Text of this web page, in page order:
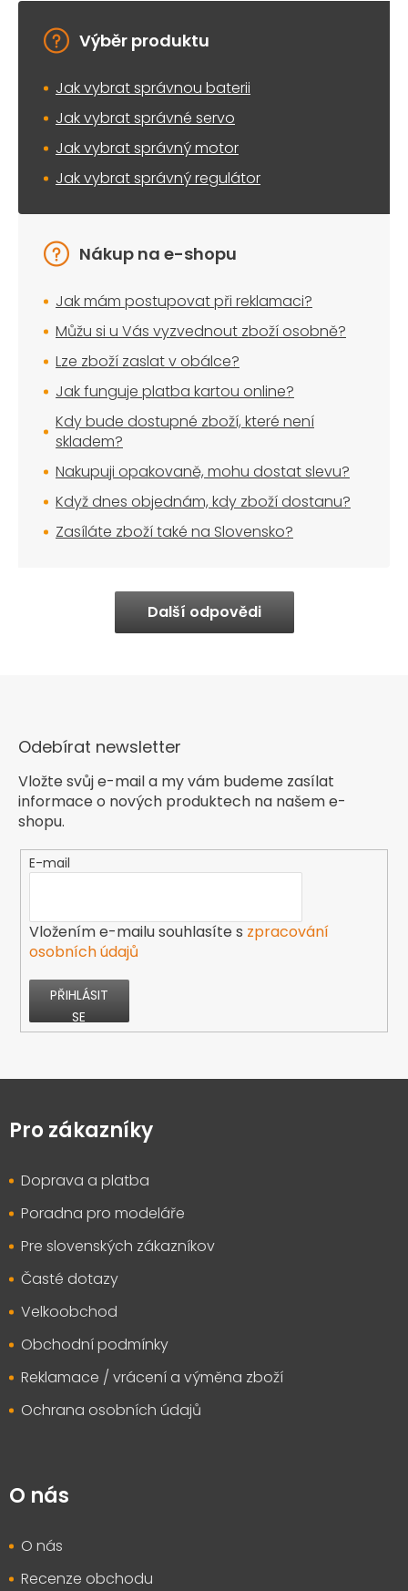
Výběr produktu
Jak vybrat správnou baterii
Jak vybrat správné servo
Jak vybrat správný motor
Jak vybrat správný regulátor
Nákup na e-shopu
Jak mám postupovat při reklamaci?
Můžu si u Vás vyzvednout zboží osobně?
Lze zboží zaslat v obálce?
Jak funguje platba kartou online?
Kdy bude dostupné zboží, které není
skladem?
Nakupuji opakovaně, mohu dostat slevu?
Když dnes objednám, kdy zboží dostanu?
Zasíláte zboží také na Slovensko?
Další odpovědi
Odebírat newsletter
Vložte svůj e-mail a my vám budeme zasílat
informace o nových produktech na našem e-
shopu.
E-mail
Vložením e-mailu souhlasíte s zpracování
osobních údajů
PŘIHLÁSIT
SE
pPro zákazníky
Doprava a platba
Poradna pro modeláře
Pre slovenských zákazníkov
Časté dotazy
Velkoobchod
Obchodní podmínky
Reklamace / vrácení a výměna zboží
Ochrana osobních údajů
O nás
O nás
Recenze obchodu